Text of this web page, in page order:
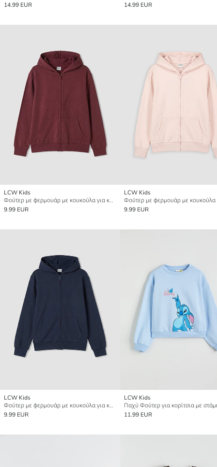
14.99 EUR
14.99 EUR
LCW Kids
Φούτερ με φερμουάρ με κουκούλα για κορίτσια
9.99 EUR
LCW Kids
9.99 EUR
LCW Kids
Φούτερ με φερμουάρ με κουκούλα για κορίτσια
9.99 EUR
LCW Kids
11.99 EUR